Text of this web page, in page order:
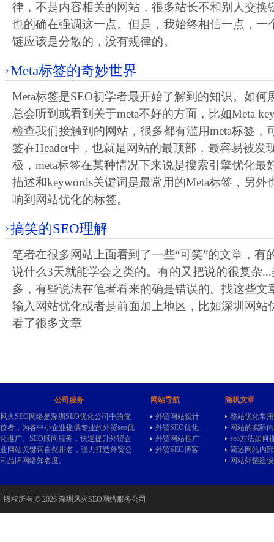
律，不是内容相关的网站，很多站长不和别人交换
也的确在强调这一点。但是，我始终相信一点，一
链应该是分散的，没有规律的。
Meta标签的奇妙世界
Meta标签是SEO初学者最开始了解到的知识。如何
总会听到或看到关于meta不好的方面，比如Meta
检查我们接触到的网站，很多都有滥用meta标签，
签在Header中，也就是网站的最顶部，最容易被发
极，meta标签在某种情况下来说是搜索引擎优化最
描述和keywords关键词是最常用的Meta标签，另外
响到网站优化的标签。
搞笑的SEO理解
笔者在很多网站上面看到了一些“可笑”的文章，有
说什么3天就能学会之类的。有的又把说的很复杂
多，有些说法在笔者看来的确是错误的。找这些文
输入网站优化或者是前面加上地区，比如深圳网站
看了很多文章
公司服务
风火SEO网络是深圳SEO优化公司中的佼
佼者，为各中小企业提供专业的外贸seo优
化推广、SEO顾问服务，快速提升外贸企
业网站关键词自然排名，强力打造外贸公
司品牌网络知名度。
网站导航
外贸网站设计
外贸SEO优化
外贸网站推广
外贸SEO博客
随机文章
整站优化常
网站的实际
seo方法如何
简述网站内
网站外链建
版权所有 © 2026 深圳风火SEO网络服务公司